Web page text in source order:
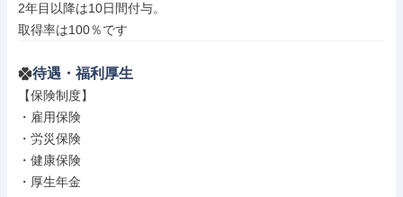
2年目以降は10日間付与。
取得率は100％です
待遇・福利厚生
【保険制度】
・雇用保険
・労災保険
・健康保険
・厚生年金